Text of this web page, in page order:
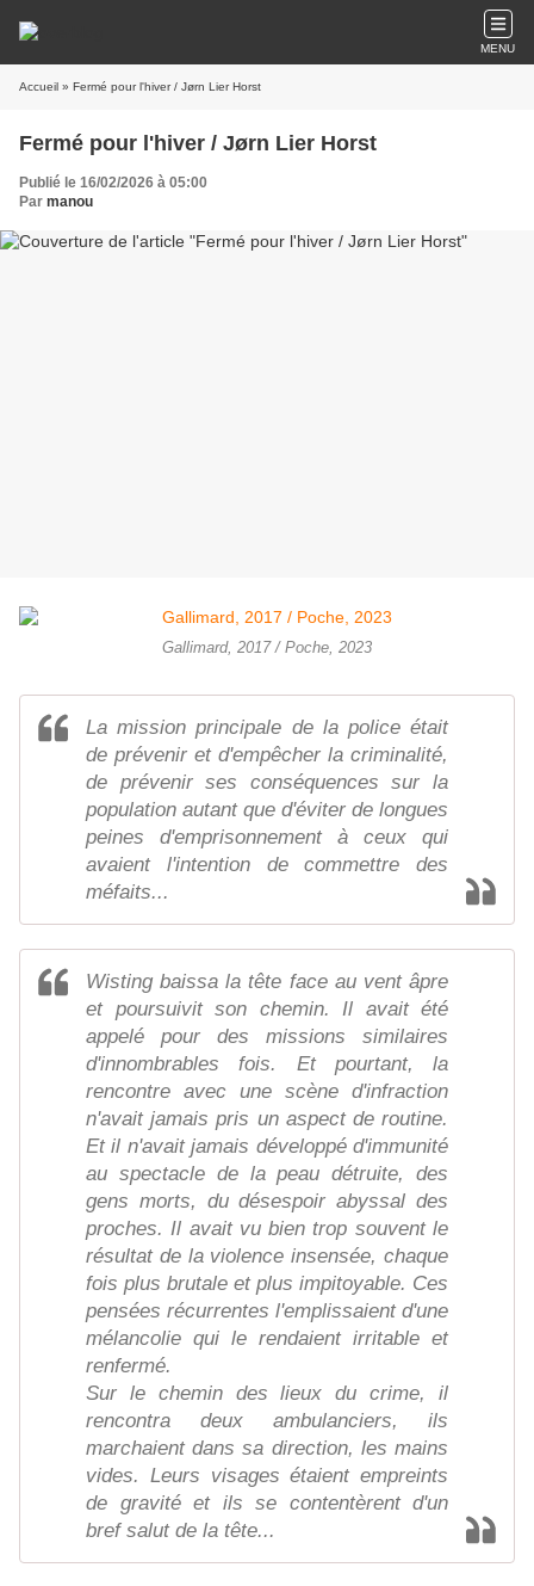
MENU
Accueil » Fermé pour l'hiver / Jørn Lier Horst
Fermé pour l'hiver / Jørn Lier Horst
Publié le 16/02/2026 à 05:00
Par manou
Gallimard, 2017 / Poche, 2023
La mission principale de la police était
de prévenir et d'empêcher la criminalité,
de prévenir ses conséquences sur la
population autant que d'éviter de longues
peines d'emprisonnement à ceux qui
avaient l'intention de commettre des
méfaits...
Wisting baissa la tête face au vent âpre
et poursuivit son chemin. Il avait été
appelé pour des missions similaires
d'innombrables fois. Et pourtant, la
rencontre avec une scène d'infraction
n'avait jamais pris un aspect de routine.
Et il n'avait jamais développé d'immunité
au spectacle de la peau détruite, des
gens morts, du désespoir abyssal des
proches. Il avait vu bien trop souvent le
résultat de la violence insensée, chaque
fois plus brutale et plus impitoyable. Ces
pensées récurrentes l'emplissaient d'une
mélancolie qui le rendaient irritable et
renfermé.
Sur le chemin des lieux du crime, il
rencontra deux ambulanciers, ils
marchaient dans sa direction, les mains
vides. Leurs visages étaient empreints
de gravité et ils se contentèrent d'un
bref salut de la tête...